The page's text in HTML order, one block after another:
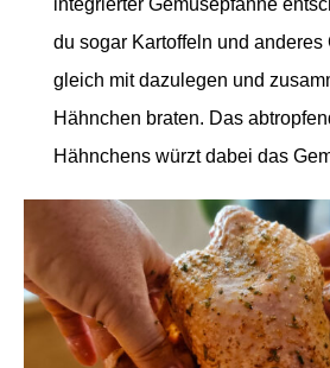
integrierter Gemüsepfanne
du sogar Kartoffeln und anderes
gleich mit dazulegen und
Hähnchen braten. Das
Hähnchens würzt dabei das